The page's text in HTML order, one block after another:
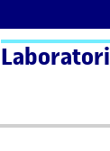
Logo Ágora